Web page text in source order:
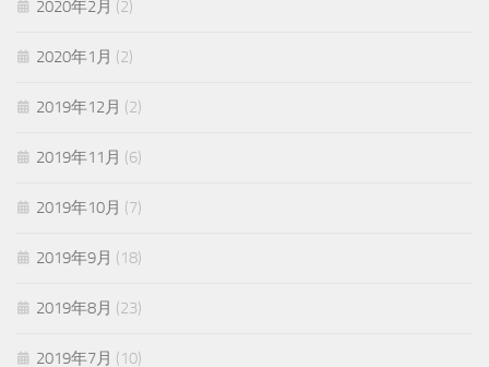
2020年2月 (2)
2020年1月 (2)
2019年12月 (2)
2019年11月 (6)
2019年10月 (7)
2019年9月 (18)
2019年8月 (23)
2019年7月 (10)